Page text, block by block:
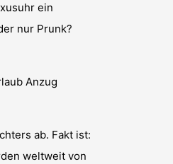
ein
nur Prunk?
ab. Fakt ist:
weltweit von